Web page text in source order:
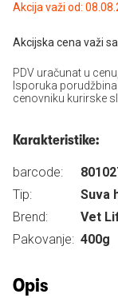
Akcija važi od:
Akcijska cena važi
PDV uračunat u
Isporuka
cenovniku kurirske
Karakteristike:
barcode:
Tip:
Suva
Brend:
Vet
Pakovanje: 400g
Opis